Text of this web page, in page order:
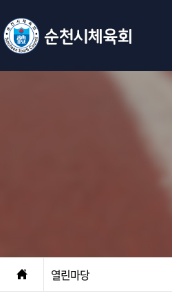
열린마당